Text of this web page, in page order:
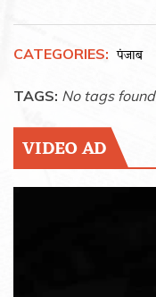
CATEGORIES: पंजाब
TAGS: No tags found
VIDEO AD